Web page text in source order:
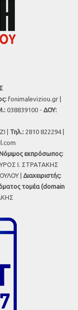
fonimaleviziou.gr |
038839100 - ΔΟΥ:
| Τηλ.: 2810 822294 |
Νόμιμος εκπρόσωπος:
Ι. ΣΤΡΑΤΑΚΗΣ
| Διαχειριστής:
τομέα (domain